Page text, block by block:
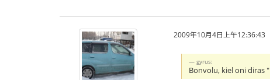
2009年10月4日上午12:36:43
gyrus:
Bonvolu, kiel oni diras